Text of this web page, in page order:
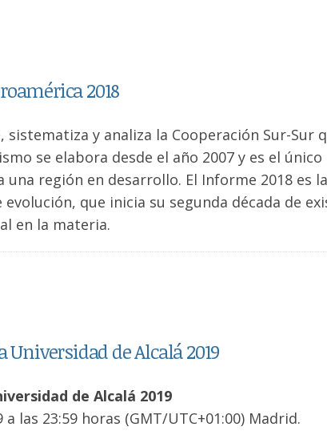
2018
y analiza la Cooperación Sur-Sur
se elabora desde el año 2007 y es el único
región en desarrollo. El Informe 2018 es la
que inicia su segunda década de
en la materia.
de Alcalá 2019
de Alcalá 2019
las 23:59 horas (GMT/UTC+01:00) Madrid.